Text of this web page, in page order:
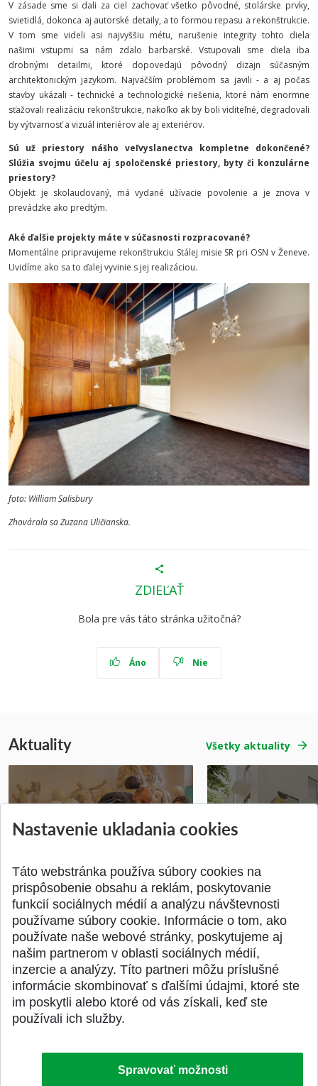
V zásade sme si dali za ciel zachovať všetko pôvodné, stolárske prvky,
svietidlá, dokonca aj autorské detaily, a to formou repasu a rekonštrukcie.
V tom sme videli asi najvyššiu métu, narušenie integrity tohto diela
našimi vstupmi sa nám zdalo barbarské. Vstupovali sme diela iba
drobnými detailmi, ktoré dopovedajú pôvodný dizajn súčasným
architektonickým jazykom. Najväčším problémom sa javili - a aj počas
stavby ukázali - technické a technologické riešenia, ktoré nám enormne
sťažovali realizáciu rekonštrukcie, nakoľko ak by boli viditeľné, degradovali
by výtvarnosť a vizuál interiérov ale aj exteriérov.
Sú už priestory nášho veľvyslanectva kompletne dokončené?
Slúžia svojmu účelu aj spoločenské priestory, byty či konzulárne
priestory?
Objekt je skolaudovaný, má vydané užívacie povolenie a je znova v
prevádzke ako predtým.
Aké ďalšie projekty máte v súčasnosti rozpracované?
Momentálne pripravujeme rekonštrukciu Stálej misie SR pri OSN v Ženeve.
Uvidíme ako sa to ďalej vyvinie s jej realizáciou.
foto: William Salisbury
Zhovárala sa Zuzana Uličianska.
ZDIEĽAŤ
Bola pre vás táto stránka užitočná?
Áno Nie
Aktuality Všetky aktuality
SPÄŤ NA VRCH
Nastavenie ukladania cookies
Táto webstránka používa súbory cookies na
prispôsobenie obsahu a reklám, poskytovanie
funkcií sociálnych médií a analýzu návštevnosti
používame súbory cookie. Informácie o tom, ako
používate naše webové stránky, poskytujeme aj
našim partnerom v oblasti sociálnych médií,
inzercie a analýzy. Títo partneri môžu príslušné
informácie skombinovať s ďalšími údajmi, ktoré ste
im poskytli alebo ktoré od vás získali, keď ste
používali ich služby.
Spravovať možnosti